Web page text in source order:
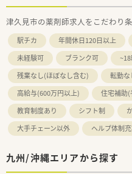
津久見市の薬剤師求人をこだわり
駅チカ 年間休日120日以上
未経験可
ブランク可
残業なし(ほぼなし含む)
転勤な
高給与(600万円以上)
住宅補助(
教育制度あり
シフト制
大手チェーン以外
ヘルプ体制
九州/沖縄エリアから探す